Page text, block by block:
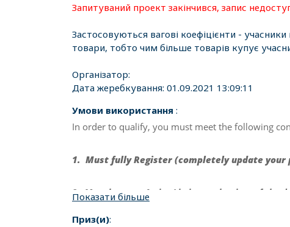
Запитуваний проект закінчився, запис
Застосовуються вагові коефіцієнти -
товари, тобто чим більше товарів купує
Організатор:
Дата жеребкування: 01.09.2021 13:09:11
Умови використання :
In order to qualify, you must meet the following
1. Must fully Register (completely update your
2. Must have an Active Listing at the time of the
Показати більше
Приз(и):